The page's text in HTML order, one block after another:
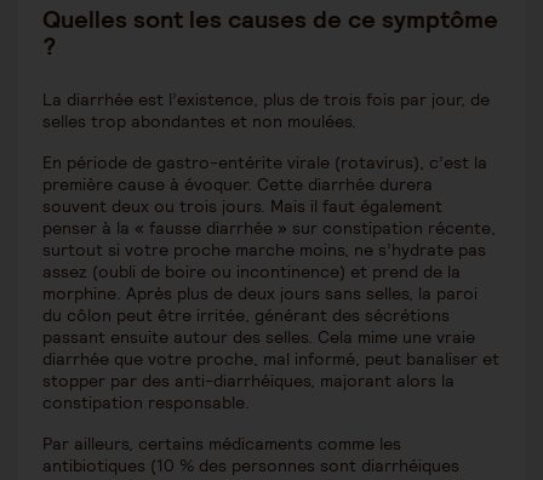
Quelles sont les causes de ce symptôme
?
La diarrhée est l’existence, plus de trois fois par jour, de
selles trop abondantes et non moulées.
En période de gastro-entérite virale (rotavirus), c’est la
première cause à évoquer. Cette diarrhée durera
souvent deux ou trois jours. Mais il faut également
penser à la « fausse diarrhée » sur constipation récente,
surtout si votre proche marche moins, ne s’hydrate pas
assez (oubli de boire ou incontinence) et prend de la
morphine. Après plus de deux jours sans selles, la paroi
du côlon peut être irritée, générant des sécrétions
passant ensuite autour des selles. Cela mime une vraie
diarrhée que votre proche, mal informé, peut banaliser et
stopper par des anti-diarrhéiques, majorant alors la
constipation responsable.
Par ailleurs, certains médicaments comme les
antibiotiques (10 % des personnes sont diarrhéiques